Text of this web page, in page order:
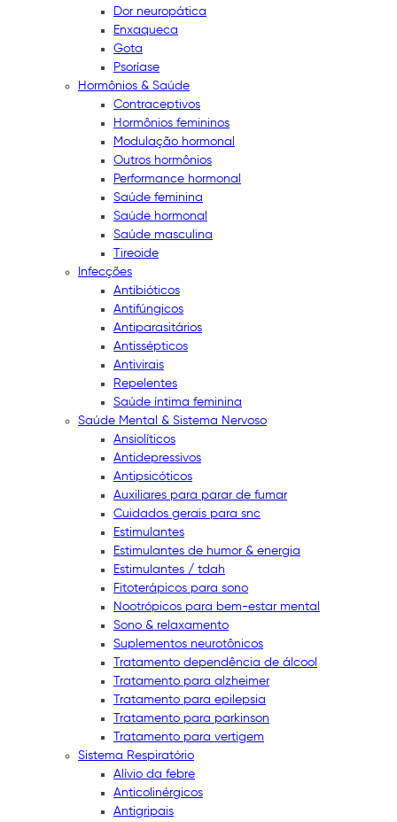
Dor neuropática
Enxaqueca
Gota
Psoríase
Hormônios & Saúde
Contraceptivos
Hormônios femininos
Modulação hormonal
Outros hormônios
Performance hormonal
Saúde feminina
Saúde hormonal
Saúde masculina
Tireoide
Infecções
Antibióticos
Antifúngicos
Antiparasitários
Antissépticos
Antivirais
Repelentes
Saúde íntima feminina
Saúde Mental & Sistema Nervoso
Ansiolíticos
Antidepressivos
Antipsicóticos
Auxiliares para parar de fumar
Cuidados gerais para snc
Estimulantes
Estimulantes de humor & energia
Estimulantes / tdah
Fitoterápicos para sono
Nootrópicos para bem-estar mental
Sono & relaxamento
Suplementos neurotônicos
Tratamento dependência de álcool
Tratamento para alzheimer
Tratamento para epilepsia
Tratamento para parkinson
Tratamento para vertigem
Sistema Respiratório
Alívio da febre
Anticolinérgicos
Antigripais